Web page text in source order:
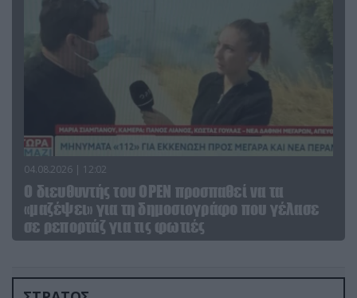
04.08.2026 | 12:02
O διευθυντής του OPEN προσπαθεί να τα
«μαζέψει» για τη δημοσιογράφο που γέλασε
σε ρεπορτάζ για τις φωτιές